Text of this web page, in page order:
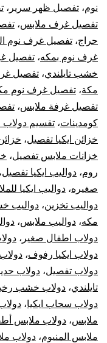
نوم، تفصيل ظهر سرير ،
تفصيل غرف ملابس،
حراج، تفصيل غرف نوم
غرف نوم بمكه، تفصيل
خشب تايلندي، تفصيل
مكة، تفصيل غرف نوم
تفصيل غرفة ملابس،
كومدينات، تقسيم دولاب
خزائن ايكيا تفصيل،
خزانات ملابس تفصيل،
روم، دواليب ايكيا تفصيل،
صغيره، دواليب ايكيا
دواليب تخزين، دواليب
مكه، دواليب ملابس،
دولاب اطفال صغير ،
دولاب ايكيا رفوف،
دولاب تفصيل، دولاب
تايلندي، دولاب خشب
دولاب سحاب ايكيا،
ملابس، دولاب ملابس
ملابس المنيوم، دولاب